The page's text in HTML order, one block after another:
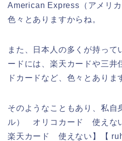
American Express（アメリ
色々とありますからね。
また、日本人の多くが持って
ードには、楽天カードや三井
ドカードなど、色々とありま
そのようなこともあり、私自
ル） オリコカード 使えな
楽天カード 使えない】【